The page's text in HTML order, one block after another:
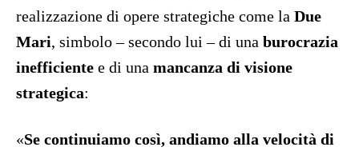
realizzazione di opere strategiche come la Due
Mari, simbolo – secondo lui – di una burocrazia
inefficiente e di una mancanza di visione
strategica:
«Se continuiamo così, andiamo alla velocità di